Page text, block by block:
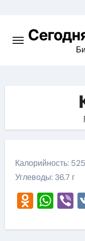
содержимому
Калорийность:
Углеводы: 36.7 г